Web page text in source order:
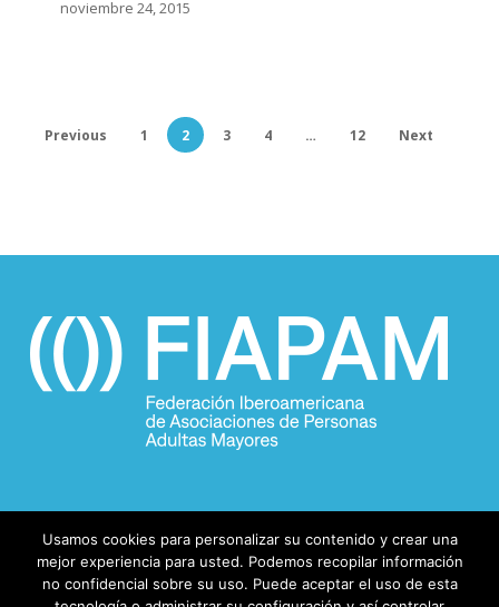
dependientes
noviembre 24, 2015
Previous 1 2 3 4 … 12 Next
Usamos cookies para personalizar su contenido y crear una
mejor experiencia para usted. Podemos recopilar información
no confidencial sobre su uso. Puede aceptar el uso de esta